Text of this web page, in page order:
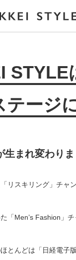
STYLE
テージ
まれ変わりま
リスキリング」チャ
「Men’s Fashion」
とんどは「日経電子